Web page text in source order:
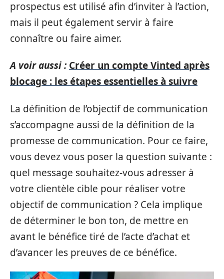
prospectus est utilisé afin d’inviter à l’action,
mais il peut également servir à faire
connaître ou faire aimer.
A voir aussi : Créer un compte Vinted après
blocage : les étapes essentielles à suivre
La définition de l’objectif de communication
s’accompagne aussi de la définition de la
promesse de communication. Pour ce faire,
vous devez vous poser la question suivante :
quel message souhaitez-vous adresser à
votre clientèle cible pour réaliser votre
objectif de communication ? Cela implique
de déterminer le bon ton, de mettre en
avant le bénéfice tiré de l’acte d’achat et
d’avancer les preuves de ce bénéfice.